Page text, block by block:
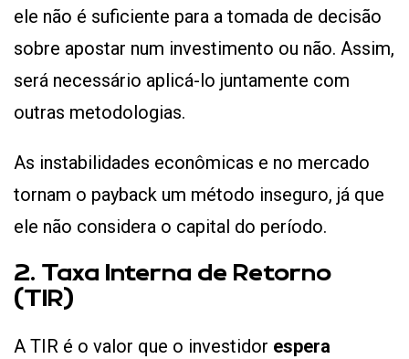
ele não é suficiente para a tomada de decisão
sobre apostar num investimento ou não. Assim,
será necessário aplicá-lo juntamente com
outras metodologias.
As instabilidades econômicas e no mercado
tornam o payback um método inseguro, já que
ele não considera o capital do período.
2. Taxa Interna de Retorno
(TIR)
A TIR é o valor que o investidor espera